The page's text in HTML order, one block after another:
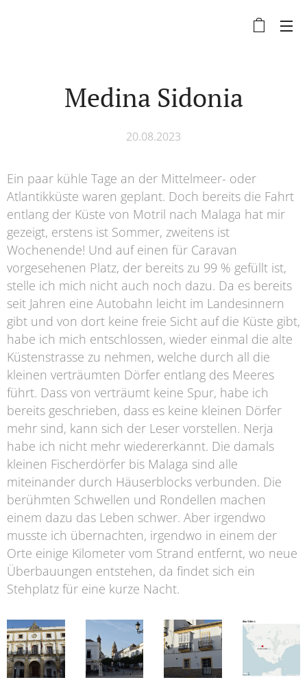
Medina Sidonia
20.08.2023
Ein paar kühle Tage an der Mittelmeer- oder
Atlantikküste waren geplant. Doch bereits die Fahrt
entlang der Küste von Motril nach Malaga hat mir
gezeigt, erstens ist Sommer, zweitens ist
Wochenende! Und auf einen für Caravan
vorgesehenen Platz, der bereits zu 99 % gefüllt ist,
stelle ich mich nicht auch noch dazu. Da es bereits
seit Jahren eine Autobahn leicht im Landesinnern
gibt und von dort keine freie Sicht auf die Küste gibt,
habe ich mich entschlossen, wieder einmal die alte
Küstenstrasse zu nehmen, welche durch all die
kleinen verträumten Dörfer entlang des Meeres
führt. Dass von verträumt keine Spur, habe ich
bereits geschrieben, dass es keine kleinen Dörfer
mehr sind, kann sich der Leser vorstellen. Nerja
habe ich nicht mehr wiedererkannt. Die damals
kleinen Fischerdörfer bis Malaga sind alle
miteinander durch Häuserblocks verbunden. Die
berühmten Schwellen und Rondellen machen
einem dazu das Leben schwer. Aber irgendwo
musste ich übernachten, irgendwo in einem der
Orte einige Kilometer vom Strand entfernt, wo neue
Überbauungen entstehen, da findet sich ein
Stehplatz für eine kurze Nacht.